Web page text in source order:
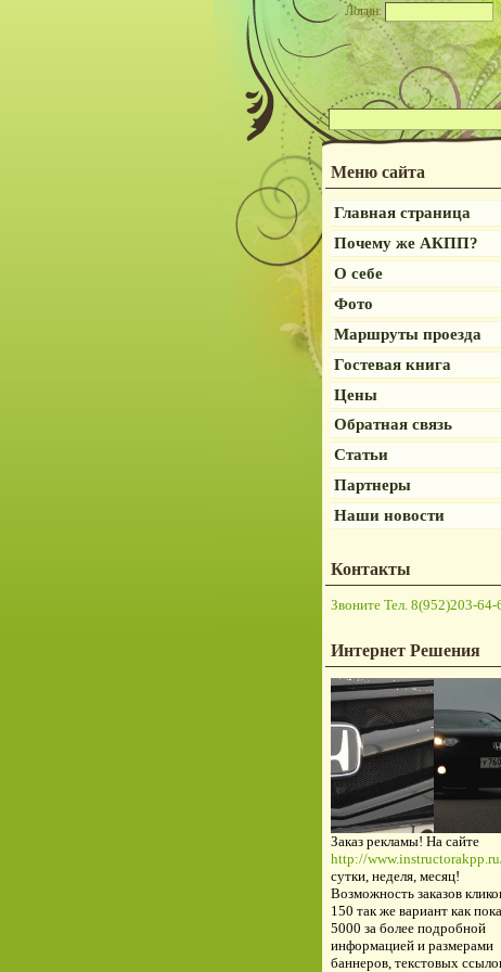
Логин:
Меню сайта
Главная страница
Почему же АКПП?
О себе
Фото
Маршруты проезда
Гостевая книга
Цены
Обратная связь
Статьи
Партнеры
Наши новости
Контакты
Звоните Тел. 8(952)203-64-
Интернет Решения
Заказ рекламы! На сайте
http://
сутки, неделя, месяц!
Возможность заказов
150 так же вариант как
5000 за более подробной
информацией и размерами
баннеров, текстовых